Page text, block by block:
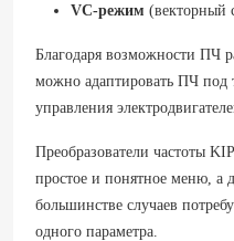
VC-режим (векторный
Благодаря возможности ПЧ
можно адаптировать ПЧ под
управления
Преобразователи частоты
простое и понятное меню, а
большинстве случаев
одного параметра.